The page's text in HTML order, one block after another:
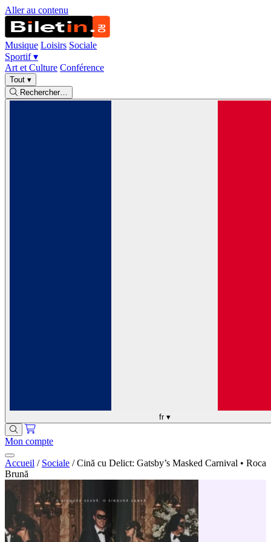
Aller au contenu
Musique Loisirs Sociale
Sportif▾
Art et Culture Conférence
Tout ▾
Rechercher…
fr ▾
Mon compte
Accueil / Sociale / Cină cu Delict: Gatsby’s Masked Carnival • Roca
Brună